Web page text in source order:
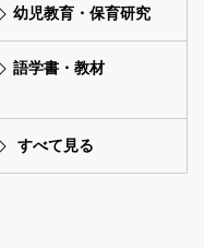
幼児教育・保育研究
語学書・教材
すべて見る